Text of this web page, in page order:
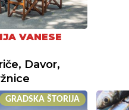
VANESE
Davor,
GRADSKA ŠTORIJA